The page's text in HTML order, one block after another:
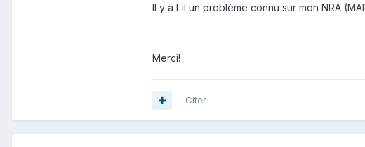
Il y a t il un problème connu sur mon NRA
Merci!
Citer